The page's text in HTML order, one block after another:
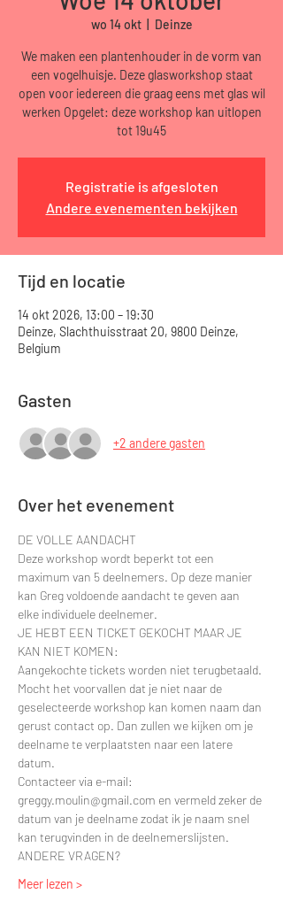
wo 14 okt
  |
Deinze
We maken een plantenhouder in de vorm van
een vogelhuisje. Deze glasworkshop staat
open voor iedereen die graag eens met glas wil
werken Opgelet: deze workshop kan uitlopen
tot 19u45
Registratie is afgesloten
Andere evenementen bekijken
Tijd en locatie
14 okt 2026, 13:00 – 19:30
Deinze, Slachthuisstraat 20, 9800 Deinze,
Belgium
Gasten
+2 andere gasten
Over het evenement
DE VOLLE AANDACHT
Deze workshop wordt beperkt tot een
maximum van 5 deelnemers. Op deze manier
kan Greg voldoende aandacht te geven aan
elke individuele deelnemer.
JE HEBT EEN TICKET GEKOCHT MAAR JE
KAN NIET KOMEN:
Aangekochte tickets worden niet terugbetaald.
Mocht het voorvallen dat je niet naar de
geselecteerde workshop kan komen naam dan
gerust contact op. Dan zullen we kijken om je
deelname te verplaatsten naar een latere
datum.
Contacteer via e-mail:
greggy.moulin@gmail.com en vermeld zeker de
datum van je deelname zodat ik je naam snel
kan terugvinden in de deelnemerslijsten.
ANDERE VRAGEN?
Meer lezen >